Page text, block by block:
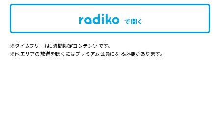
で開く
※タイムフリーは1週間限定コンテンツです。
※他エリアの放送を聴くにはプレミアム会員になる必要があります。